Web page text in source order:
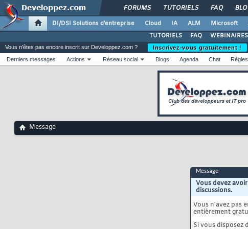
FORUMS TUTORIELS FAQ
DI/DSI Solutions d'entreprise Cloud IA ALM Microsoft
TUTORIELS
FAQ WEBINAIRES
Vous n'êtes pas encore inscrit sur Developpez.com ?
Inscrivez-vous gratuitement !
Derniers messages
Actions Réseau social Blogs Agenda Chat Règles
Message
Message
Vous devez
discussions.
Vous n'avez pas
entièrement
Si vous disposez